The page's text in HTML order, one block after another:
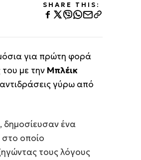
SHARE THIS:
για πρώτη φορά
με την Μπλέικ
γύρω από
δημοσίευσαν ένα
οποίο
τους λόγους